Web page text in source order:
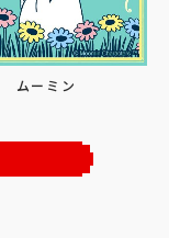
ムーミン